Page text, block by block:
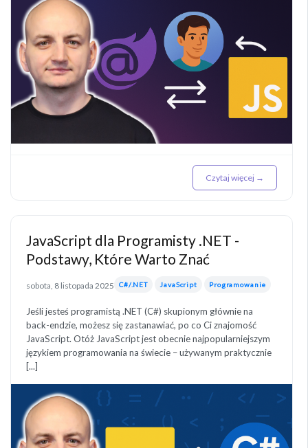
Czytaj więcej →
JavaScript dla Programisty .NET -
Podstawy, Które Warto Znać
sobota, 8 listopada 2025 C#/.NET JavaScript Programowanie
Jeśli jesteś programistą .NET (C#) skupionym głównie na
back-endzie, możesz się zastanawiać, po co Ci znajomość
JavaScript. Otóż JavaScript jest obecnie najpopularniejszym
językiem programowania na świecie – używanym praktycznie
[...]